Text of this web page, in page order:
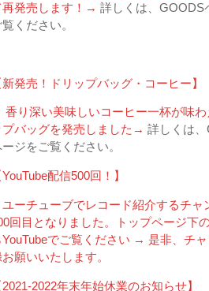
再発売します！→ 詳しくは、GOODS
ください。
発売！ドリップバッグ・コーヒー】
香り深い美味しいコーヒー一杯が味わ
プバッグを発売しました→ 詳しくは
ジをご覧ください。
配信500回！】
ユーチューブでレコード紹介するチャ
回目となりました。トップページ下
YouTubeでご覧ください → 是非、チ
願いいたします。
2022年末年始休業のお知らせ】